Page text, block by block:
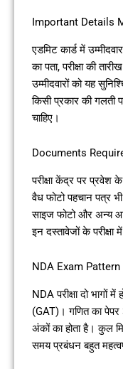
Important Details
एडमिट कार्ड में
का पता, परीक्षा की
उम्मीदवारों को यह
किसी प्रकार की गलती
चाहिए।
Documents
परीक्षा केंद्र पर प्रवेश
वैध फोटो पहचान पत्र
साइज फोटो और अन्य
इन दस्तावेजों के परीक्षा
NDA Exam Pattern
NDA परीक्षा दो भागों
(GAT)। गणित का
अंकों का होता है। कुल
समय प्रबंधन बहुत